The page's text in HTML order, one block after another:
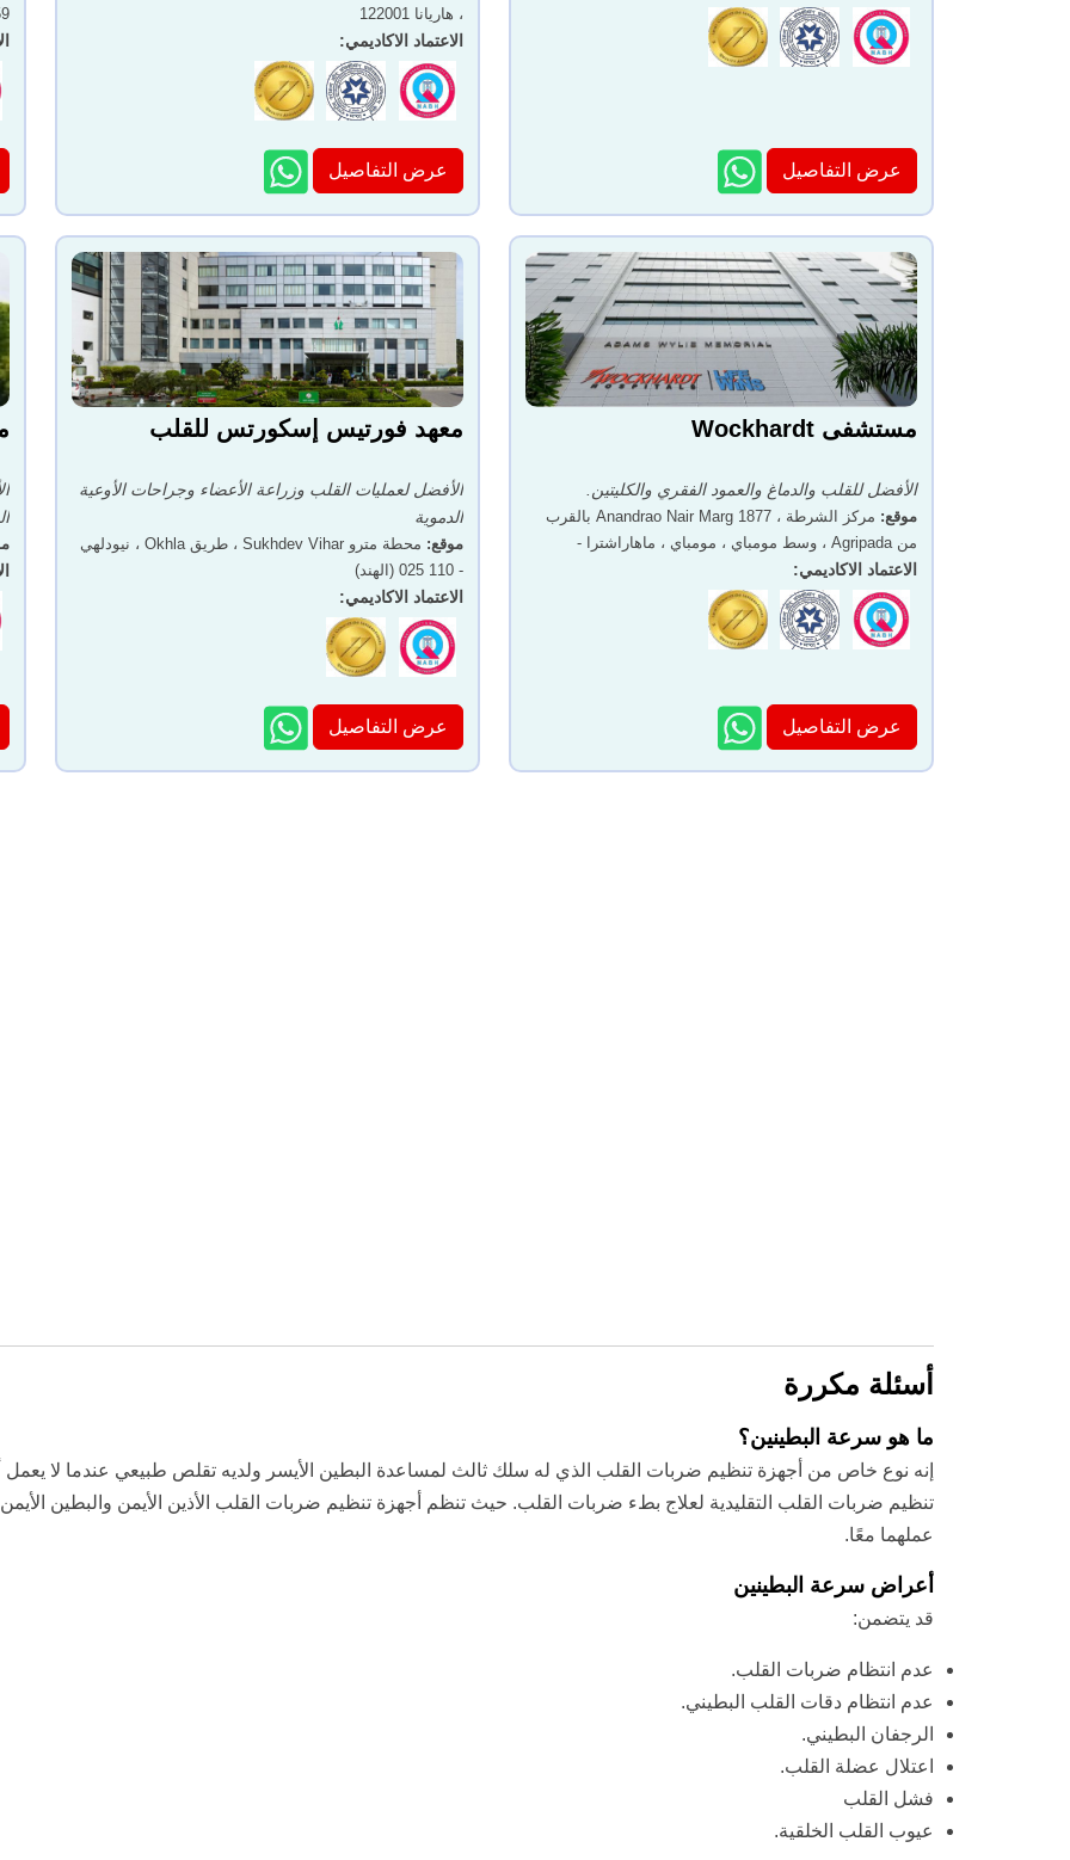
عرض التفاصيل
، هاريانا 122001
الاعتماد الاكاديمي:
عرض التفاصيل
مستشفى Wockhardt
الأفضل للقلب والدماغ والعمود الفقري والكليتين.
موقع:
مركز الشرطة ، 1877 Anandrao Nair Marg بالقرب
من Agripada ، وسط مومباي ، مومباي ، ماهاراشترا -
400011
الاعتماد الاكاديمي:
عرض التفاصيل
معهد فورتيس إسكورتس للقلب
الأفضل لعمليات القلب وزراعة الأعضاء وجراحات الأوعية
الدموية
موقع:
محطة مترو Sukhdev Vihar ، طريق Okhla ، نيودلهي
- 110 025 (الهند)
الاعتماد الاكاديمي:
عرض التفاصيل
أسئلة مكررة
ما هو سرعة البطينين؟
إنه نوع خاص من أجهزة تنظيم ضربات القلب الذي له سلك ثالث لمساعدة البطين الأيسر ولديه تقلص طبيعي عندما لا
تنظيم ضربات القلب التقليدية لعلاج بطء ضربات القلب. حيث تنظم أجهزة تنظيم ضربات القلب الأذين الأيمن والبطين
عملهما معًا.
أعراض سرعة البطينين
قد يتضمن:
عدم انتظام ضربات القلب.
عدم انتظام دقات القلب البطيني.
الرجفان البطيني.
اعتلال عضلة القلب.
فشل القلب
عيوب القلب الخلقية.